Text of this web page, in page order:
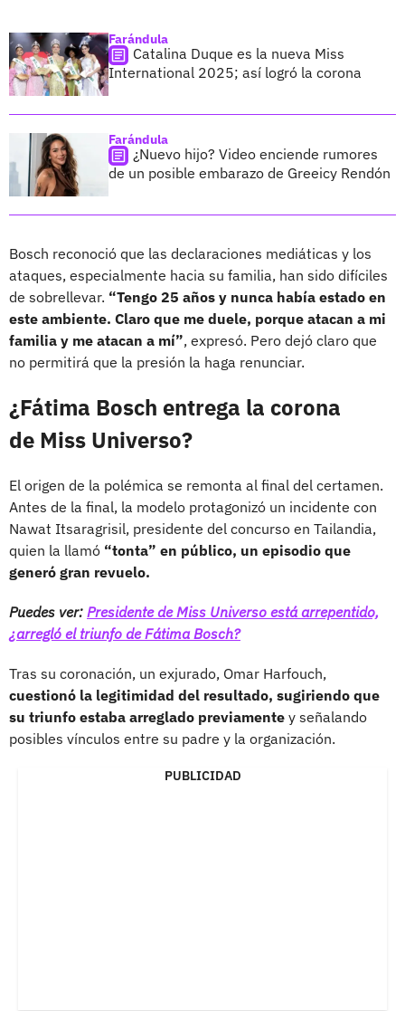
Farándula
Catalina Duque es la nueva Miss
International 2025; así logró la corona
Farándula
¿Nuevo hijo? Video enciende rumores
de un posible embarazo de Greeicy Rendón
Bosch reconoció que las declaraciones mediáticas y los
ataques, especialmente hacia su familia, han sido difíciles
de sobrellevar. “Tengo 25 años y nunca había estado en
este ambiente. Claro que me duele, porque atacan a mi
familia y me atacan a mí”, expresó. Pero dejó claro que
no permitirá que la presión la haga renunciar.
¿Fátima Bosch entrega la corona
de Miss Universo?
El origen de la polémica se remonta al final del certamen.
Antes de la final, la modelo protagonizó un incidente con
Nawat Itsaragrisil, presidente del concurso en Tailandia,
quien la llamó “tonta” en público, un episodio que
generó gran revuelo.
Puedes ver: Presidente de Miss Universo está arrepentido,
¿arregló el triunfo de Fátima Bosch?
Tras su coronación, un exjurado, Omar Harfouch,
cuestionó la legitimidad del resultado, sugiriendo que
su triunfo estaba arreglado previamente y señalando
posibles vínculos entre su padre y la organización.
PUBLICIDAD